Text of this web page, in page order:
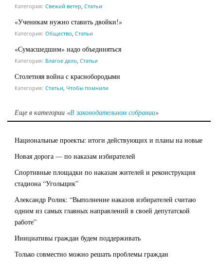
Категория: Свежий ветер Статьи
«Ученикам нужно ставить двойки!»
Категория: Общество Статьи
«Сумасшедшим» надо объединяться
Категория: Благое дело Статьи
Столетняя война с краснобородыми
Категория: Статьи Чтобы помнили
Еще в категории «В законодательном собрании»
Национальные проекты: итоги действующих и планы на новые
Новая дорога — по наказам избирателей
Спортивные площадки по наказам жителей и реконструкция
стадиона “Угольщик”
Александр Ролик: “Выполнение наказов избирателей считаю
одним из самых главных направлений в своей депутатской
работе”
Инициативы граждан будем поддерживать
Только совместно можно решать проблемы граждан